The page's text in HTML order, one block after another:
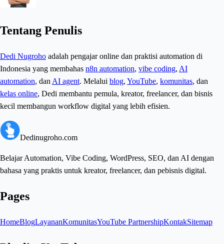
Tentang Penulis
Dedi Nugroho adalah pengajar online dan praktisi automation di
Indonesia yang membahas n8n automation, vibe coding, AI
automation, dan AI agent. Melalui blog, YouTube, komunitas, dan
kelas online, Dedi membantu pemula, kreator, freelancer, dan bisnis
kecil membangun workflow digital yang lebih efisien.
Dedinugroho.com
Belajar Automation, Vibe Coding, WordPress, SEO, dan AI dengan
bahasa yang praktis untuk kreator, freelancer, dan pebisnis digital.
Pages
HomeBlogLayananKomunitasYouTube PartnershipKontakSitemap